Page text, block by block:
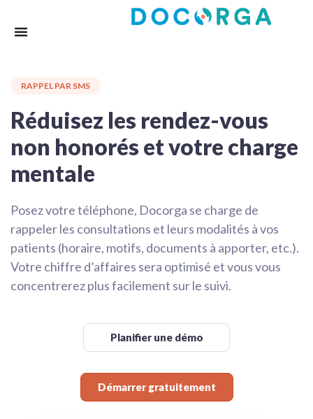
RAPPEL PAR SMS
Réduisez les rendez-vous
non honorés et votre charge
mentale
Posez votre téléphone, Docorga se charge de
rappeler les consultations et leurs modalités à vos
patients (horaire, motifs, documents à apporter, etc.).
Votre chiffre d’affaires sera optimisé et vous vous
concentrerez plus facilement sur le suivi.
Planifier une démo
Démarrer gratuitement